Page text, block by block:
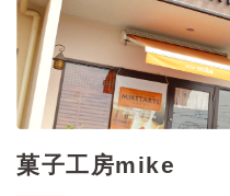
菓子工房mike